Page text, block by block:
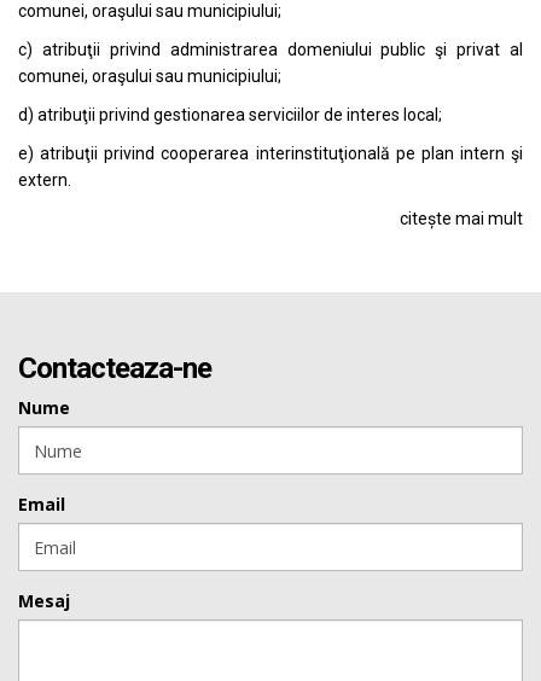
comunei, oraşului sau municipiului;
c) atribuţii privind administrarea domeniului public şi privat al
comunei, oraşului sau municipiului;
d) atribuţii privind gestionarea serviciilor de interes local;
e) atribuţii privind cooperarea interinstituţională pe plan intern şi
extern.
citește mai mult
Contacteaza-ne
Nume
Email
Mesaj